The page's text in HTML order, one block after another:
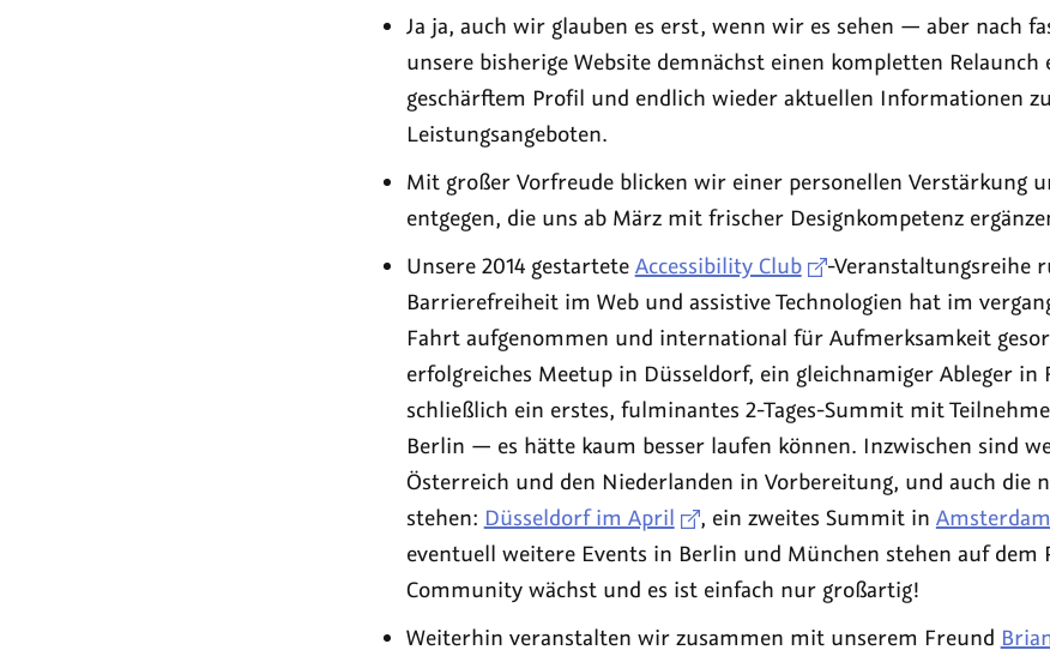
Ja ja, auch wir glauben es erst, wenn wir es sehen — aber nach
unsere bisherige Website demnächst einen kompletten Relaunch
geschärftem Profil und endlich wieder aktuellen Informationen
Leistungsangeboten.
Mit großer Vorfreude blicken wir einer personellen Verstärkung
entgegen, die uns ab März mit frischer Designkompetenz
Unsere 2014 gestartete Accessibility Club
-Veranstaltungsreihe
Barrierefreiheit im Web und assistive Technologien hat im
Fahrt aufgenommen und international für Aufmerksamkeit
erfolgreiches Meetup in Düsseldorf, ein gleichnamiger Ableger in
schließlich ein erstes, fulminantes 2-Tages-Summit mit
Berlin — es hätte kaum besser laufen können. Inzwischen sind
Österreich und den Niederlanden in Vorbereitung, und auch die
stehen: Düsseldorf im April , ein zweites Summit in
eventuell weitere Events in Berlin und München stehen auf dem
Community wächst und es ist einfach nur großartig!
Weiterhin veranstalten wir zusammen mit unserem Freund